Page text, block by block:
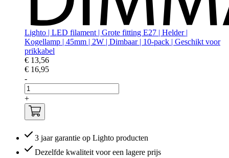
Lighto | LED filament | Grote fitting E27 | Helder |
Kogellamp | 45mm | 2W | Dimbaar | 10-pack | Geschikt voor
prikkabel
€ 13,56
€ 16,95
-
+
3 jaar garantie op Lighto producten
Dezelfde kwaliteit voor een lagere prijs